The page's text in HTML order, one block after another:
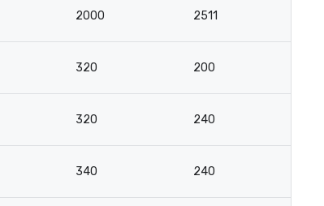
2000 2511
320 200
320 240
340 240